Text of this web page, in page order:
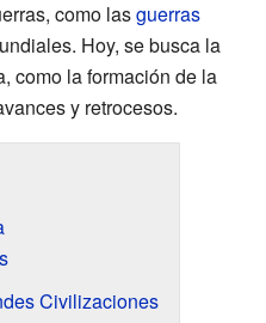
como lasguerras
Hoy, se busca la
como la formación de la
y retrocesos.
Civilizaciones